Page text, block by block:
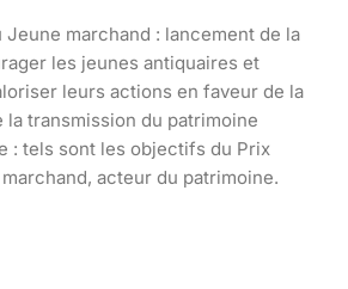
Jeune marchand : lancement de la
les jeunes antiquaires et
leurs actions en faveur de la
la transmission du patrimoine
: tels sont les objectifs du Prix
acteur du patrimoine.